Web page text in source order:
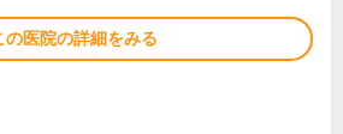
の医院の詳細をみる